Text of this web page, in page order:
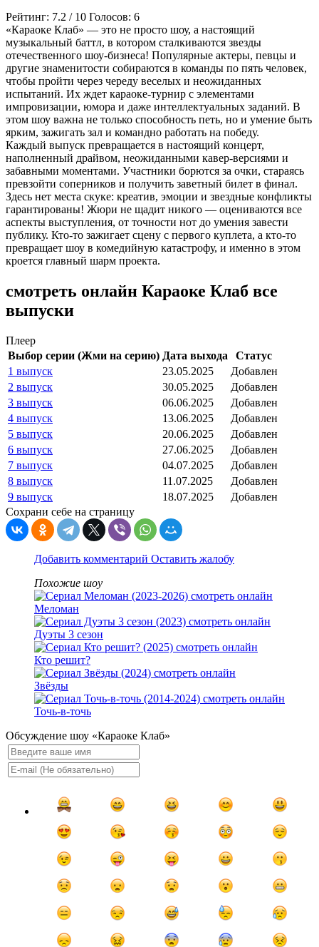
Рейтинг: 7.2 / 10 Голосов: 6
«Караоке Клаб» — это не просто шоу, а настоящий
музыкальный баттл, в котором сталкиваются звезды
отечественного шоу-бизнеса! Популярные актеры, певцы и
другие знаменитости собираются в команды по пять человек,
чтобы пройти через череду веселых и неожиданных
испытаний. Их ждет караоке-турнир с элементами
импровизации, юмора и даже интеллектуальных заданий. В
этом шоу важна не только способность петь, но и умение быть
ярким, зажигать зал и командно работать на победу.
Каждый выпуск превращается в настоящий концерт,
наполненный драйвом, неожиданными кавер-версиями и
забавными моментами. Участники борются за очки, стараясь
превзойти соперников и получить заветный билет в финал.
Здесь нет места скуке: креатив, эмоции и звездные конфликты
гарантированы! Жюри не щадит никого — оцениваются все
аспекты выступления, от точности нот до умения завести
публику. Кто-то зажигает сцену с первого куплета, а кто-то
превращает шоу в комедийную катастрофу, и именно в этом
кроется главный шарм проекта.
смотреть онлайн Караоке Клаб все
выпуски
Плеер
Выбор серии (Жми на серию) Дата выхода
Статус
1 выпуск
23.05.2025
Добавлен
2 выпуск
30.05.2025
Добавлен
3 выпуск
06.06.2025
Добавлен
4 выпуск
13.06.2025
Добавлен
5 выпуск
20.06.2025
Добавлен
6 выпуск
27.06.2025
Добавлен
7 выпуск
04.07.2025
Добавлен
8 выпуск
11.07.2025
Добавлен
9 выпуск
18.07.2025
Добавлен
Сохрани себе на страницу
Добавить комментарий Оставить жалобу
Похожие шоу
Меломан
Дуэты 3 сезон
Кто решит?
Звёзды
Точь-в-точь
Обсуждение шоу «Караоке Клаб»